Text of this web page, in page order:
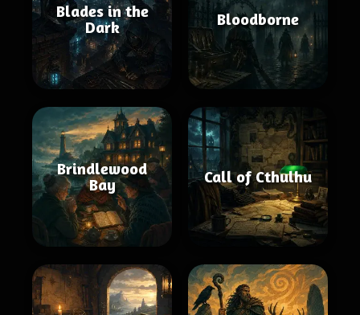
Blades in the
Dark
Bloodborne
Brindlewood
Bay
Call of Cthulhu